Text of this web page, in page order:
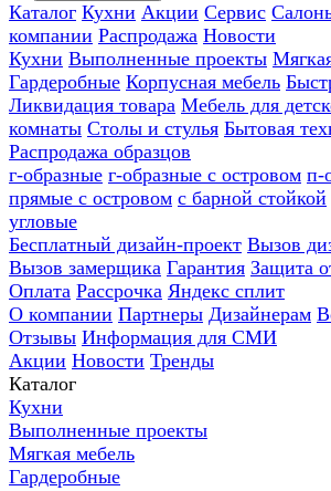
Каталог Кухни Акции Сервис
компании Распродажа Новости
Кухни Выполненные проекты
Гардеробные Корпусная мебель
Ликвидация товара Мебель для
комнаты Столы и стулья Бытовая
Распродажа образцов
г-образные г-образные с островом п-
прямые с островом с барной стойкой
угловые
Бесплатный дизайн-проект Вызов
Вызов замерщика Гарантия Защита
Оплата Рассрочка Яндекс сплит
О компании Партнеры Дизайнерам
Отзывы Информация для СМИ
Акции Новости Тренды
Каталог
Кухни
Выполненные проекты
Мягкая мебель
Гардеробные